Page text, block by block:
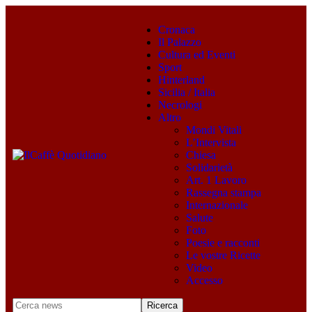
Cronaca
Il Palazzo
Cultura ed Eventi
Sport
Hinterland
Sicilia / Italia
Necrologi
Altro
Mondi Vitali
L’Intervista
Chiesa
Solidarietà
Art. 1 Lavoro
Rassegna stampa
Internazionale
Salute
Foto
Poesie e racconti
Le vostre Ricette
Video
Accesso